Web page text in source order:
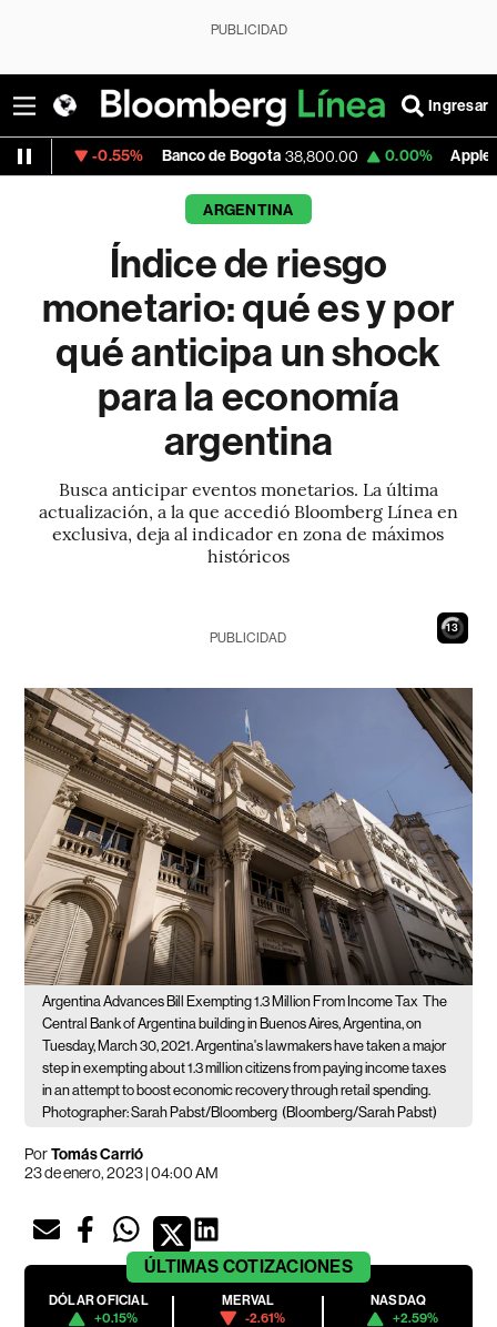
PUBLICIDAD
Ingresar
Banco de Bogota 38,800.00 0.00% Apple 309.25
ARGENTINA
Índice de riesgo
monetario: qué es y por
qué anticipa un shock
para la economía
argentina
Busca anticipar eventos monetarios. La última
actualización, a la que accedió Bloomberg Línea en
exclusiva, deja al indicador en zona de máximos
históricos
12
PUBLICIDAD
Argentina Advances Bill Exempting 1.3 Million From Income Tax The
Central Bank of Argentina building in Buenos Aires, Argentina, on
Tuesday, March 30, 2021. Argentina's lawmakers have taken a major
step in exempting about 1.3 million citizens from paying income taxes
in an attempt to boost economic recovery through retail spending.
Photographer: Sarah Pabst/Bloomberg (Bloomberg/Sarah Pabst)
PorTomás Carrió
23 de enero, 2023 | 04:00 AM
ÚLTIMAS COTIZACIONES
DÓLAR OFICIAL
+0.15%
MERVAL
-2.61%
NASDAQ
+2.59%